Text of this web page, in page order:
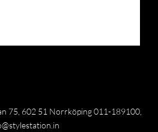
75, 602 51 Norrköping 011-189100,